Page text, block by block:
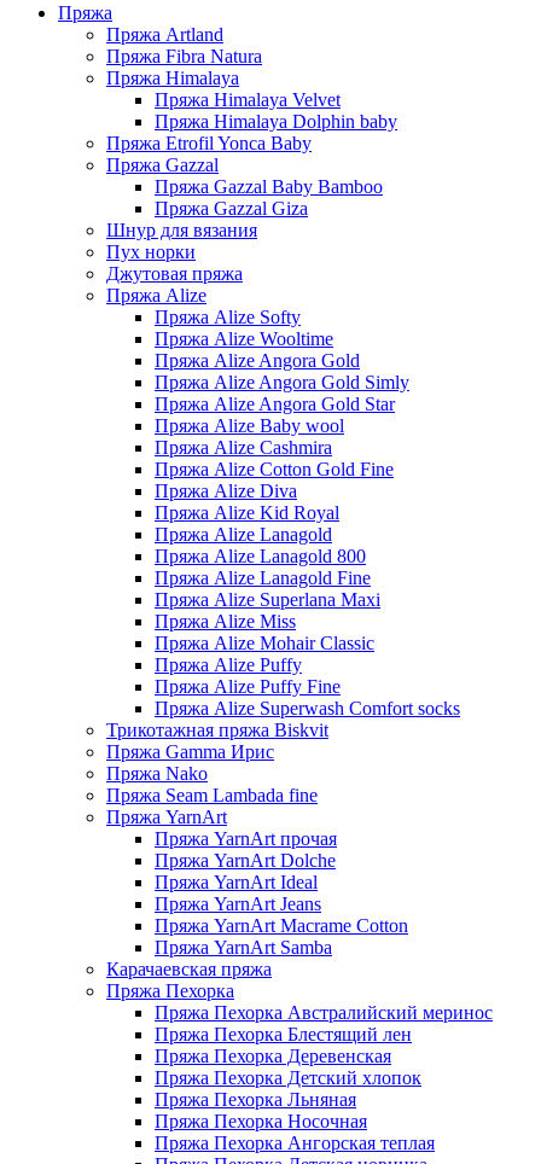
Пряжа
Пряжа Artland
Пряжа Fibra Natura
Пряжа Himalaya
Пряжа Himalaya Velvet
Пряжа Himalaya Dolphin baby
Пряжа Etrofil Yonca Baby
Пряжа Gazzal
Пряжа Gazzal Baby Bamboo
Пряжа Gazzal Giza
Шнур для вязания
Пух норки
Джутовая пряжа
Пряжа Alize
Пряжа Alize Softy
Пряжа Alize Wooltime
Пряжа Alize Angora Gold
Пряжа Alize Angora Gold Simly
Пряжа Alize Angora Gold Star
Пряжа Alize Baby wool
Пряжа Alize Cashmira
Пряжа Alize Cotton Gold Fine
Пряжа Alize Diva
Пряжа Alize Kid Royal
Пряжа Alize Lanagold
Пряжа Alize Lanagold 800
Пряжа Alize Lanagold Fine
Пряжа Alize Superlana Maxi
Пряжа Alize Miss
Пряжа Alize Mohair Classic
Пряжа Alize Puffy
Пряжа Alize Puffy Fine
Пряжа Alize Superwash Comfort socks
Трикотажная пряжа Biskvit
Пряжа Gamma Ирис
Пряжа Nako
Пряжа Seam Lambada fine
Пряжа YarnArt
Пряжа YarnArt прочая
Пряжа YarnArt Dolche
Пряжа YarnArt Ideal
Пряжа YarnArt Jeans
Пряжа YarnArt Macrame Cotton
Пряжа YarnArt Samba
Карачаевская пряжа
Пряжа Пехорка
Пряжа Пехорка Австралийский меринос
Пряжа Пехорка Блестящий лен
Пряжа Пехорка Деревенская
Пряжа Пехорка Детский хлопок
Пряжа Пехорка Льняная
Пряжа Пехорка Носочная
Пряжа Пехорка Ангорская теплая